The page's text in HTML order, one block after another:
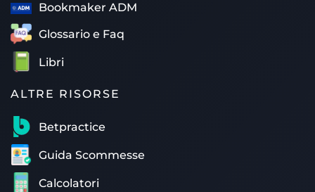
Bookmaker ADM
Glossario e Faq
Libri
ALTRE RISORSE
Betpractice
Guida Scommesse
Calcolatori